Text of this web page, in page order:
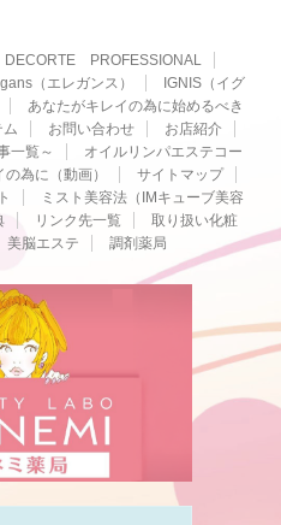
DECORTE PROFESSIONAL
（エレガンス）
IGNIS（イグ
あなたがキレイの為に始めるべき
お問い合わせ
お店紹介
一覧～
オイルリンパエステコー
の為に（動画）
サイトマップ
ミスト美容法（IMキューブ美容
リンク先一覧
取り扱い化粧
美脳エステ 調剤薬局